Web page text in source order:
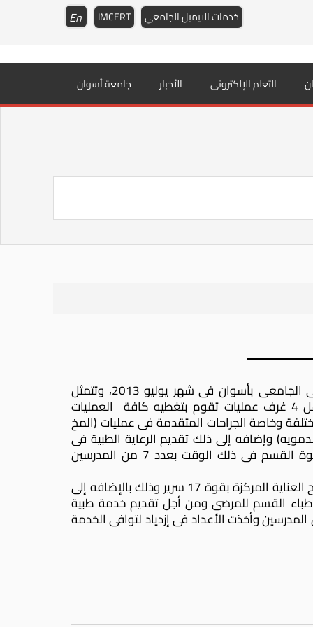
En خدمات الايميل الجامعي IMCERT
جامعة أسوان الأخبار التعلم الإلكترونى
بدأ قسم التخدير والعنايه المركزه الجراحيه فى العمل بالمستشفى الجامعى بأسوان فى شهر يوليو 2013، وتتمثل
خدماته فى تقديم الخدمة الطبية فى قسم العمليات والتى تشمل 4 غرف عمليات تقوم بتغطيه كافة العمليات
وخاصة الجراحات المتقدمة فى عمليات (المخ
وإضافه إلى ذلك تقديم الرعاية الطبية فى
قسم الرعاية المركزة الجراحية والإصابات بقوه 4 أسره، وتتمثل قوة القسم فى ذلك الوقت بعدد 7 من المدرسين
وفى حلول عام 2015 ومع إفتتاح جناح العمليات بقوه 9 غرف وجناح العناية المركزة بقوة 17 سرير وذلك بالإضافه إلى
القسم للمرضى ومن أجل تقديم خدمة طبية
إثراء القسم بعدد 8 من المدرسين المساعدين وعدد 2 من المدرسين وأخذت الأعداد فى إزدياد لتوافى الخدمة